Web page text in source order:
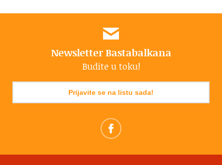
Newsletter Bastabalkana
Budite u toku!
Prijavite se na listu sada!